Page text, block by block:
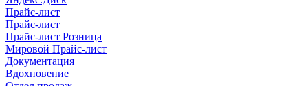
Прайс-лист
Прайс-лист
Прайс-лист Розница
Мировой Прайс-лист
Документация
Вдохновение